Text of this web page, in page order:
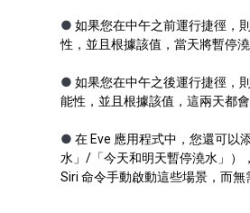
● 如果您在中午之前運行捷徑，
性，並且根據該值，當天將暫停澆
● 如果您在中午之後運行捷徑，
能性，並且根據該值，這兩天都會
● 在 Eve 應用程式中，您還可以
水」/「今天和明天暫停澆水」）
Siri 命令手動啟動這些場景，而無